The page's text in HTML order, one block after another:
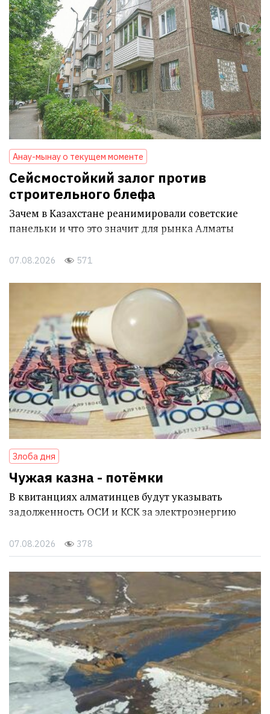
Анау-мынау о текущем моменте
Сейсмостойкий залог против
строительного блефа
Зачем в Казахстане реанимировали советские
панельки и что это значит для рынка Алматы
07.08.2026 571
Злоба дня
Чужая казна - потёмки
В квитанциях алматинцев будут указывать
задолженность ОСИ и КСК за электроэнергию
07.08.2026 378